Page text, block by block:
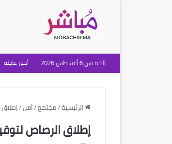
الخميس 6 أغسطس 2026 أخبار عاجلة
الرئيسية/مجتمع/أمن/
إطلاق الرصاص